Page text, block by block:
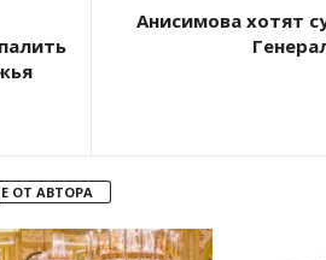
Анисимова хотят
ОТ АВТОРА